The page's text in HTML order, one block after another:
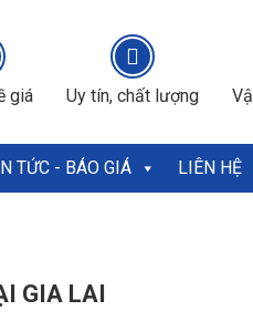
giá Uy tín, chất lượng
TỨC - BÁO GIÁ LIÊN HỆ
GIA LAI